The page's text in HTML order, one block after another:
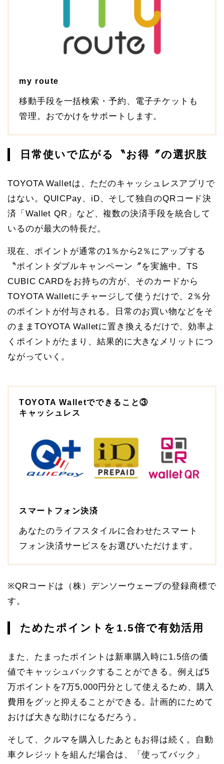
my route
移動手段を一括検索・予約、電子チケットも
管理。おでかけをサポートします。
日常使いで広がる〝お得〞の選択肢
TOYOTA Walletは、ただのキャッシュレスアプリで
はない。QUICPay、iD、そして独自のQRコード決
済「Wallet QR」など、複数の決済手段を統合して
いるのが最大の特長だ。
現在、ポイントが通常の1％から2％にアップする
〝ポイントダブルキャンペーン〞を実施中。TS
CUBIC CARDをお持ちの方が、そのカードから
TOYOTA Walletにチャージして使うだけで、2％分
のポイントが付与される。日常のお買い物などをそ
のままTOYOTA Walletに置き換えるだけで、効率よ
くポイントがたまり、結果的に大きなメリットにつ
ながっていく。
TOYOTA Walletでできること③
キャッシュレス
スマートフォン決済
あなたのライフスタイルに合わせたスマート
フォン決済サービスをお選びいただけます。
※QRコードは（株）デンソーウェーブの登録商標で
す。
ためたポイントを1.5倍で有効活用
また、たまったポイントは新車購入時に1.5倍の価
値でキャッシュバックすることができる。例えば5
万ポイントを7万5,000円分として使えるため、購入
費用をグッと抑えることができる。計画的にためて
おけば大きな助けになるだろう。
そして、クルマを購入したあともお得は続く。自動
車クレジットを組んだ場合は、「使ってバック」